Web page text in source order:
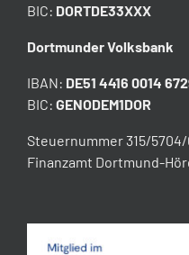
BIC: DORTDE33XXX
Dortmunder Volksbank
IBAN: DE51 4416 0014
BIC: GENODEM1DOR
Steuernummer 315/5704/
Finanzamt Dortmund-